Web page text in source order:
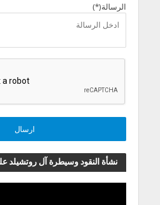
الرسالة(*)
نشأة النقود وسيطرة آل روتشيلد